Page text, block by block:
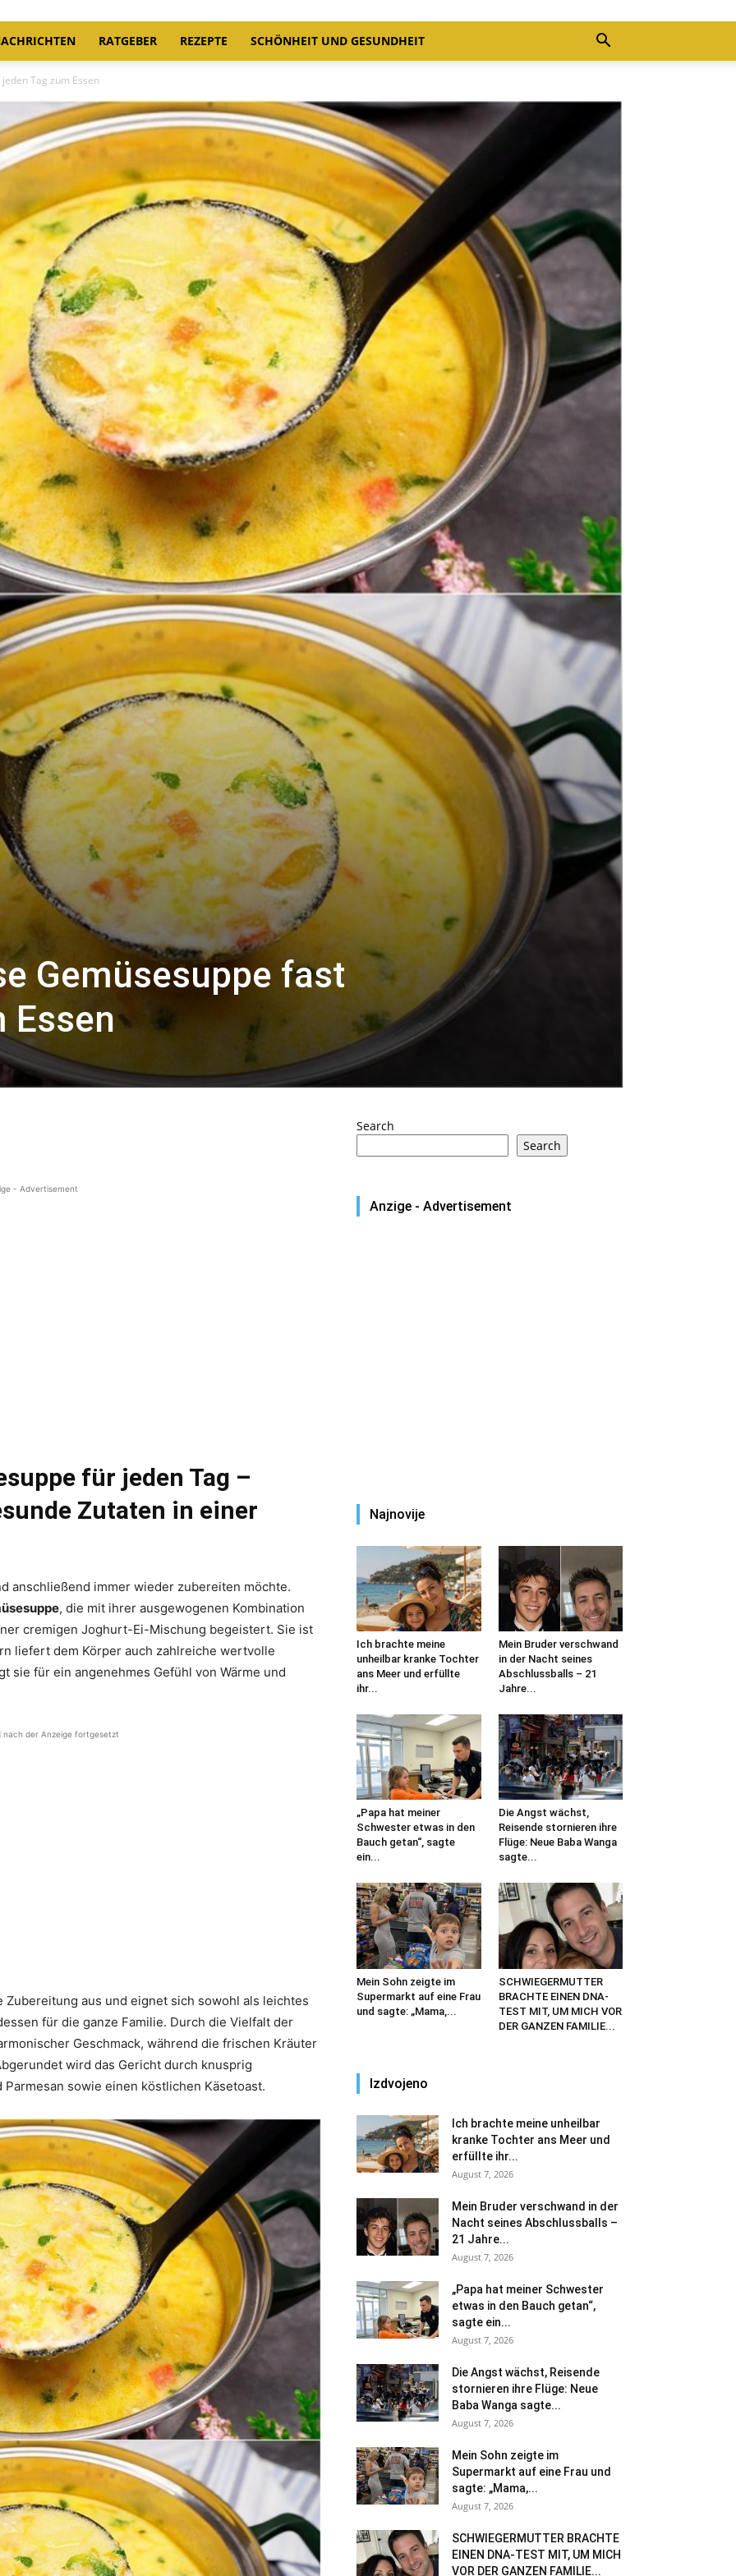
RATGEBER REZEPTE SCHÖNHEIT UND GESUNDHEIT
Tag zum Essen
Gemüsesuppe fast
Essen
- Advertisement
für jeden Tag –
Zutaten in einer
anschließend immer wieder zubereiten möchte.
, die mit ihrer ausgewogenen Kombination
cremigen Joghurt-Ei-Mischung begeistert. Sie ist
liefert dem Körper auch zahlreiche wertvolle
sie für ein angenehmes Gefühl von Wärme und
nach der Anzeige fortgesetzt
aus und eignet sich sowohl als leichtes
für die ganze Familie. Durch die Vielfalt der
Geschmack, während die frischen Kräuter
wird das Gericht durch knusprig
sowie einen köstlichen Käsetoast.
Search
Search
Anzige - Advertisement
Najnovije
Ich brachte meine
unheilbar kranke Tochter
ans Meer und erfüllte
ihr...
Mein Bruder verschwand
in der Nacht seines
Abschlussballs – 21
Jahre...
„Papa hat meiner
Schwester etwas in den
Bauch getan“, sagte
ein...
Die Angst wächst,
Reisende stornieren ihre
Flüge: Neue Baba Wanga
sagte...
Mein Sohn zeigte im
Supermarkt auf eine Frau
und sagte: „Mama,...
SCHWIEGERMUTTER
BRACHTE EINEN DNA-
TEST MIT, UM MICH VOR
DER GANZEN FAMILIE...
Izdvojeno
Ich brachte meine unheilbar
kranke Tochter ans Meer und
erfüllte ihr...
August 7, 2026
Mein Bruder verschwand in der
Nacht seines Abschlussballs –
21 Jahre...
August 7, 2026
„Papa hat meiner Schwester
etwas in den Bauch getan“,
sagte ein...
August 7, 2026
Die Angst wächst, Reisende
stornieren ihre Flüge: Neue
Baba Wanga sagte...
August 7, 2026
Mein Sohn zeigte im
Supermarkt auf eine Frau und
sagte: „Mama,...
August 7, 2026
SCHWIEGERMUTTER BRACHTE
EINEN DNA-TEST MIT, UM MICH
VOR DER GANZEN FAMILIE...